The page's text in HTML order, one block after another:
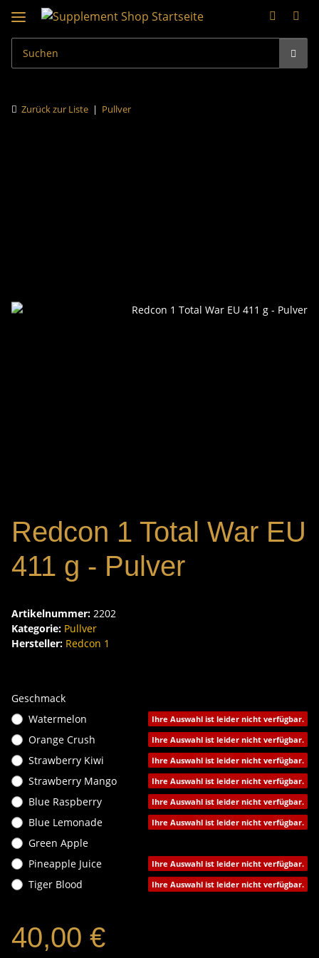
Zurück zur Liste Pullver
Redcon 1 Total War EU
411 g - Pulver
Artikelnummer: 2202
Kategorie: Pullver
Hersteller: Redcon 1
Geschmack
Watermelon
Ihre Auswahl ist leider nicht verfügbar.
Orange Crush Ihre Auswahl ist leider nicht verfügbar.
Strawberry Kiwi Ihre Auswahl ist leider nicht verfügbar.
Strawberry Mango Ihre Auswahl ist leider nicht verfügbar.
Blue Raspberry Ihre Auswahl ist leider nicht verfügbar.
Blue Lemonade Ihre Auswahl ist leider nicht verfügbar.
Green Apple
Pineapple Juice
Ihre Auswahl ist leider nicht verfügbar.
Tiger Blood Ihre Auswahl ist leider nicht verfügbar.
40,00 €